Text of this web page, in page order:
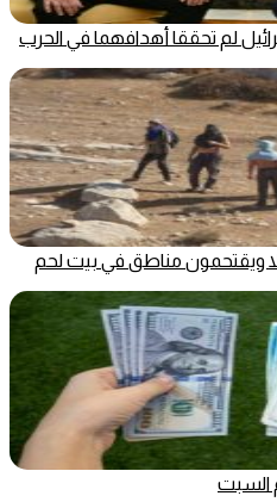
لم تحققا أهدافهما في الحرب
ويقتحمون مناطق في بيت لحم
السبت